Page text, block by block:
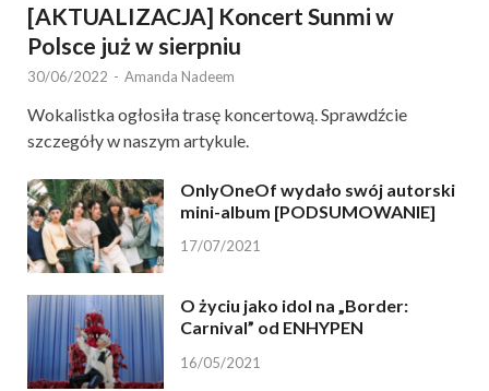
[AKTUALIZACJA] Koncert Sunmi w
Polsce już w sierpniu
30/06/2022 - Amanda Nadeem
Wokalistka ogłosiła trasę koncertową. Sprawdźcie
szczegóły w naszym artykule.
OnlyOneOf wydało swój autorski
mini-album [PODSUMOWANIE]
17/07/2021
O życiu jako idol na „Border:
Carnival” od ENHYPEN
16/05/2021